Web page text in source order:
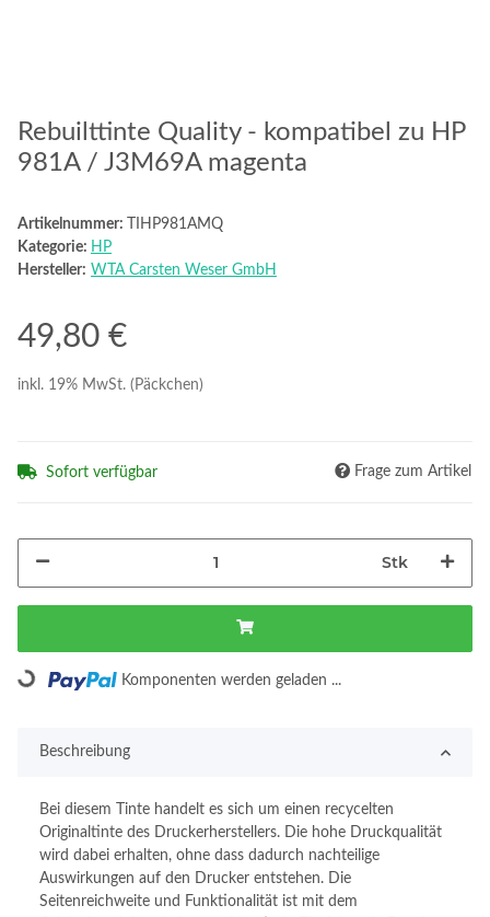
Rebuilttinte Quality - kompatibel zu HP
981A / J3M69A magenta
Artikelnummer:
TIHP981AMQ
Kategorie: HP
Hersteller: WTA Carsten Weser GmbH
49,80 €
inkl. 19% MwSt. (Päckchen)
Sofort verfügbar Frage zum Artikel
Stk
Loading... Komponenten werden geladen ...
Beschreibung
Bei diesem Tinte handelt es sich um einen recycelten
Originaltinte des Druckerherstellers. Die hohe Druckqualität
wird dabei erhalten, ohne dass dadurch nachteilige
Auswirkungen auf den Drucker entstehen. Die
Seitenreichweite und Funktionalität ist mit dem